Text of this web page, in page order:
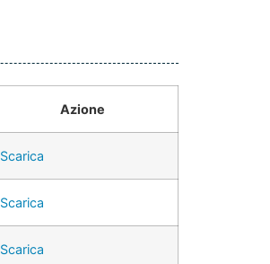
Azione
Scarica
Scarica
Scarica